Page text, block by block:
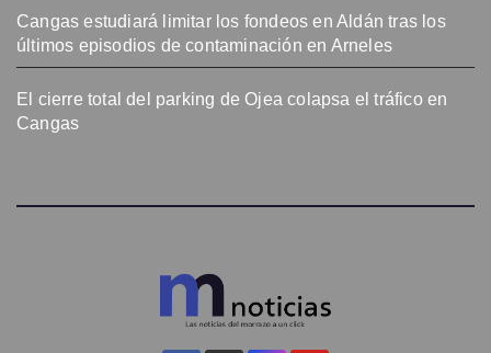
Cangas estudiará limitar los fondeos en Aldán tras los
últimos episodios de contaminación en Arneles
El cierre total del parking de Ojea colapsa el tráfico en
Cangas